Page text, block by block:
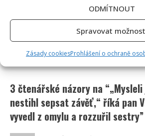
ODMÍTNOUT
Spravovat
Zásady cookiesProhlášení o ochraně
3 čtenářské názory na “
nestihl sepsat závěť,“ říká pan
vyvedl z omylu a rozzuřil sestry”